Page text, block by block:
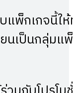
พ็กเกจนี้ใ
นเป็นกลุ่ม